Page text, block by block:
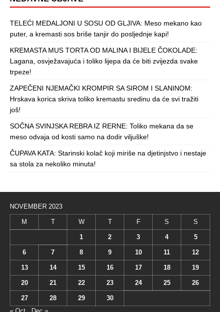
TELEĆI MEDALJONI U SOSU OD GLJIVA: Meso mekano kao
puter, a kremasti sos briše tanjir do posljednje kapi!
KREMASTA MUS TORTA OD MALINA I BIJELE ČOKOLADE:
Lagana, osvježavajuća i toliko lijepa da će biti zvijezda svake
trpeze!
ZAPEČENI NJEMAČKI KROMPIR SA SIROM I SLANINOM:
Hrskava korica skriva toliko kremastu sredinu da će svi tražiti
još!
SOČNA SVINJSKA REBRA IZ RERNE: Toliko mekana da se
meso odvaja od kosti samo na dodir viljuške!
ČUPAVA KATA: Starinski kolač koji miriše na djetinjstvo i nestaje
sa stola za nekoliko minuta!
NOVEMBER 2023
M T W T F S S
1 2 3 4 5
6 7 8 9 10 11 12
13 14 15 16 17 18 19
20 21 22 23 24 25 26
27 28 29
30